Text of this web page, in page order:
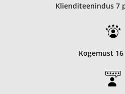
Klienditeenindus 7
Kogemust